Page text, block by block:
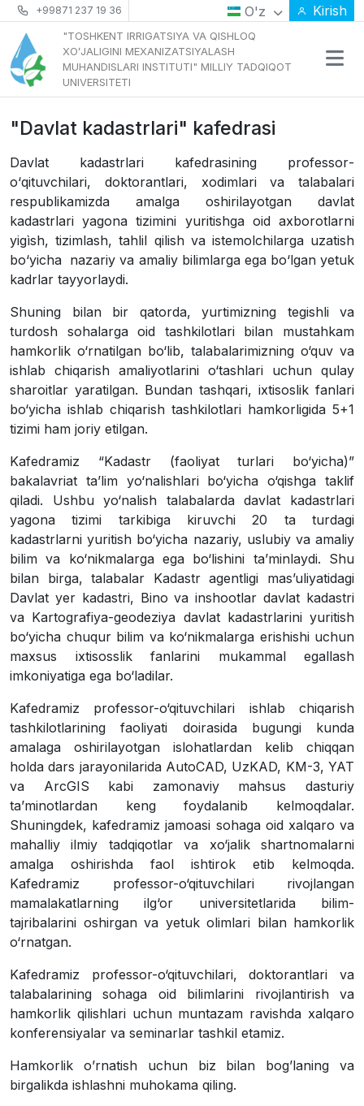
+99871 237 19 36 O'z Kirish
"TOSHKENT IRRIGATSIYA VA QISHLOQ
XOʻJALIGINI MEXANIZATSIYALASH
MUHANDISLARI INSTITUTI" MILLIY TADQIQOT
UNIVERSITETI
"Davlat kadastrlari" kafedrasi
Davlat kadastrlari kafedrasining professor-
o‘qituvchilari, doktorantlari, xodimlari va
talabalari
respublikamizda
amalga oshirilayotgan
davlat
kadastrlari yagona tizimini yuritishga oid axborotlarni
yigìsh,tizimlash,tahlil qilish va istemolchilarga uzatish
bo‘yicha nazariy va amaliy bilimlarga ega bo‘lgan yetuk
kadrlar tayyorlaydi.
Shuning bilan bir qatorda, yurtimizning tegishli va
turdosh sohalarga oid tashkilotlari bilan mustahkam
hamkorlik o‘rnatilgan bo‘lib, talabalarimizning o‘quv va
ishlab chiqarish amaliyotlarini o‘tashlari uchun qulay
sharoitlar yaratilgan. Bundan tashqari, ixtisoslik fanlari
bo‘yicha ishlab chiqarish tashkilotlari hamkorligida 5+1
tizimi ham joriy etilgan.
Kafedramiz “Kadastr (faoliyat turlari bo‘yicha)”
bakalavriat ta’lim yo‘nalishlari bo‘yicha o‘qishga taklif
qiladi. Ushbu yo‘nalish talabalarda davlat kadastrlari
yagona tizimi tarkibiga kiruvchi 20 ta turdagi
kadastrlarni yuritish bo‘yicha nazariy, uslubiy va amaliy
bilim va ko‘nikmalarga ega bo‘lishini ta’minlaydi. Shu
bilan birga, talabalar Kadastr agentligi mas’uliyatidagi
Davlat yer kadastri, Bino va inshootlar davlat kadastri
va Kartografiya-geodeziya davlat kadastrlarini yuritish
bo‘yicha chuqur bilim va ko‘nikmalarga erishishi uchun
maxsus ixtisosslik fanlarini mukammal egallash
imkoniyatiga ega bo‘ladilar.
Kafedramiz professor-o‘qituvchilari ishlab chiqarish
tashkilotlarining faoliyati doirasida bugungi kunda
amalaga oshirilayotgan islohatlardan kelib chiqqan
holda dars jarayonilarida AutoCAD, UzKAD, KM-3, YAT
va ArcGIS kabi zamonaviy mahsus dasturiy
ta’minotlardan keng foydalanib kelmoqdalar.
Shuningdek, kafedramiz jamoasi sohaga oid xalqaro va
mahalliy ilmiy tadqiqotlar va xo‘jalik shartnomalarni
amalga oshirishda faol ishtirok etib kelmoqda.
Kafedramiz professor-o‘qituvchilari rivojlangan
mamalakatlarning ilg‘or universitetlarida bilim-
tajribalarini oshirgan va yetuk olimlari bilan hamkorlik
o‘rnatgan.
Kafedramiz professor-o‘qituvchilari, doktorantlari va
talabalarining sohaga oid bilimlarini rivojlantirish va
hamkorlik qilishlari uchun muntazam ravishda xalqaro
konferensiyalar va seminarlar tashkil etamiz.
Hamkorlik o’rnatish uchun biz bilan bog’laning va
birgalikda ishlashni muhokama qiling.